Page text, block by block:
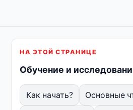
НА ЭТОЙ СТРАНИЦЕ
Обучение и
Как начать? Основные